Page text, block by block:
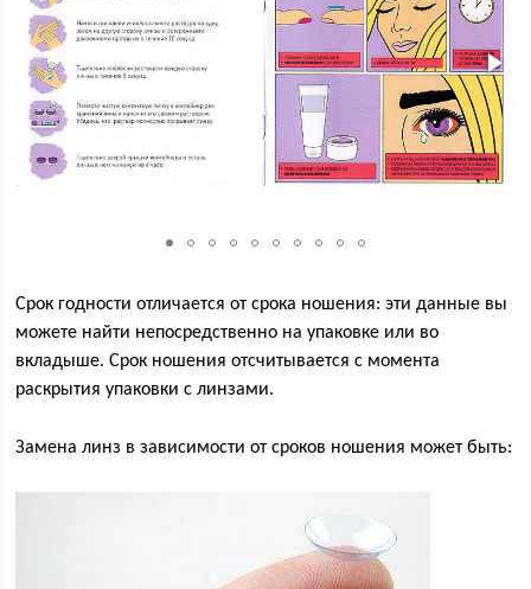
Срок годности отличается от срока ношения: эти данные вы
можете найти непосредственно на упаковке или во
вкладыше. Срок ношения отсчитывается с момента
раскрытия упаковки с линзами.
Замена линз в зависимости от сроков ношения может быть: